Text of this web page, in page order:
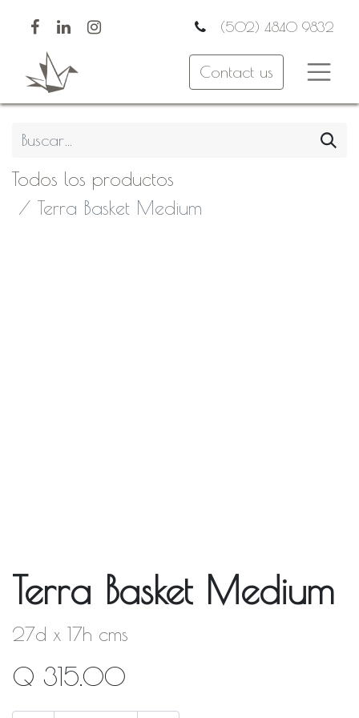
(502) 4840 9832
Contact us
Todos los productos
Terra Basket Medium
Terra Basket Medium
27d x 17h cms
Q 315.00